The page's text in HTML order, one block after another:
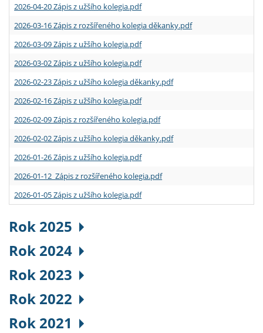
2026-04-20 Zápis z užšího kolegia.pdf
2026-03-16 Zápis z rozšířeného kolegia děkanky.pdf
2026-03-09 Zápis z užšího kolegia.pdf
2026-03-02 Zápis z užšího kolegia.pdf
2026-02-23 Zápis z užšího kolegia děkanky.pdf
2026-02-16 Zápis z užšího kolegia.pdf
2026-02-09 Zápis z rozšířeného kolegia.pdf
2026-02-02 Zápis z užšího kolegia děkanky.pdf
2026-01-26 Zápis z užšího kolegia.pdf
2026-01-12 Zápis z rozšířeného kolegia.pdf
2026-01-05 Zápis z užšího kolegia.pdf
Rok 2025
Rok 2024
Rok 2023
Rok 2022
Rok 2021